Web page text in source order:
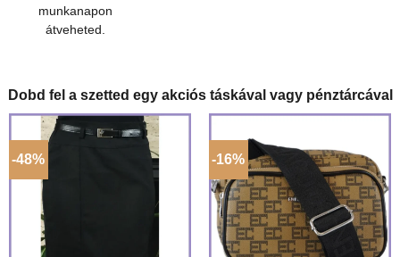
munkanapon
átveheted.
Dobd fel a szetted egy akciós táskával vagy pénztárcával
-48% -16%